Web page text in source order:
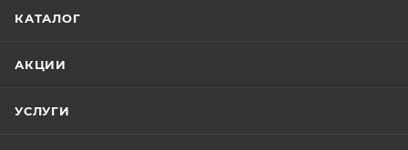
КАТАЛОГ
АКЦИИ
УСЛУГИ